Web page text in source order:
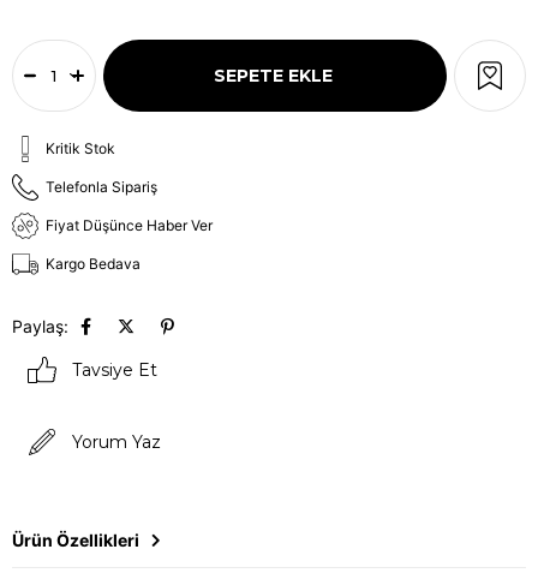
Kritik Stok
Telefonla Sipariş
Fiyat Düşünce Haber Ver
Kargo Bedava
Paylaş:
Tavsiye Et
Yorum Yaz
Ürün Özellikleri